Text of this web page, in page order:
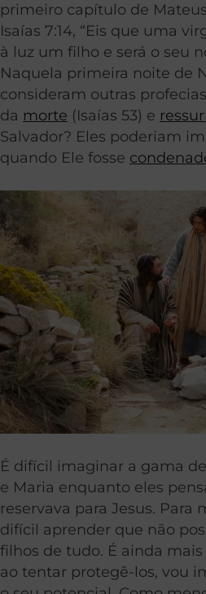
primeiro capítulo de
Isaías 7:14, “Eis que uma
à luz um filho e será o seu
Naquela primeira noite de
consideram outras
da morte (Isaías 53) e
Salvador? Eles poderiam
quando Ele fosse
É difícil imaginar a gama
e Maria enquanto eles
reservava para Jesus. Para
difícil aprender que não
filhos de tudo. É ainda
ao tentar protegê-los, vou